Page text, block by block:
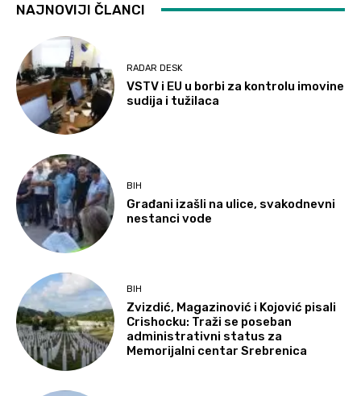
NAJNOVIJI ČLANCI
RADAR DESK
VSTV i EU u borbi za kontrolu imovine
sudija i tužilaca
BIH
Građani izašli na ulice, svakodnevni
nestanci vode
BIH
Zvizdić, Magazinović i Kojović pisali
Crishocku: Traži se poseban
administrativni status za
Memorijalni centar Srebrenica